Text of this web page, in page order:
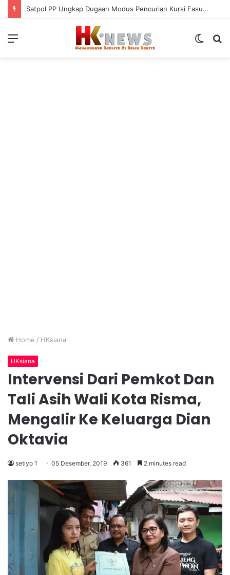
Satpol PP Ungkap Dugaan Modus Pencurian Kursi Fasum Pemkot Surabaya Pakai Ambulans
Menu
Switch
Home / HKsiana
HKsiana
Intervensi Dari Pemkot Dan
Tali Asih Wali Kota Risma,
Mengalir Ke Keluarga Dian
Oktavia
setiyo 1 05 Desember, 2019 361 2 minutes read